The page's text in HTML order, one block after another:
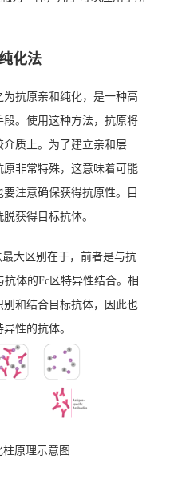
化法
抗原亲和纯化，是一种高
。使用这种方法，抗原将
质上。为了建立亲和层
非常特殊，这意味着可能
注意确保获得抗原性。目
获得目标抗体。
大区别在于，前者是与抗
体的Fc区特异性结合。相
和结合目标抗体，因此也
性的抗体。
原理示意图